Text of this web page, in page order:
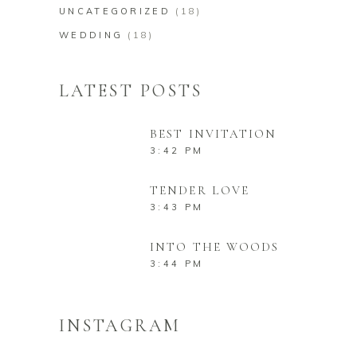
UNCATEGORIZED (18)
WEDDING (18)
LATEST POSTS
BEST INVITATION
3:42 PM
TENDER LOVE
3:43 PM
INTO THE WOODS
3:44 PM
INSTAGRAM